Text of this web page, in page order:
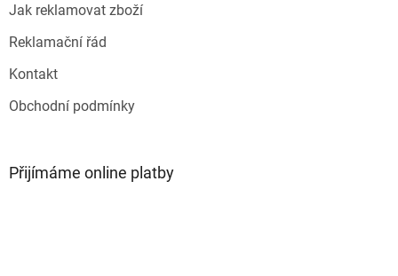
Jak reklamovat zboží
Reklamační řád
Kontakt
Obchodní podmínky
Přijímáme online platby